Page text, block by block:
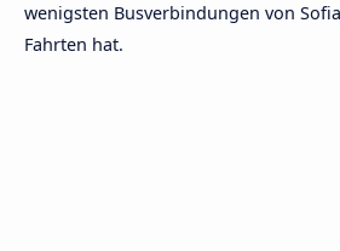
wenigsten Busverbindungen von
Fahrten hat.